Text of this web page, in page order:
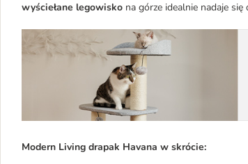
wyściełane legowisko na górze idealnie nadaje
Modern Living drapak Havana w skrócie: